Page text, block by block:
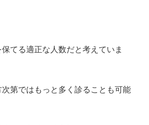
てる適正な人数だと考えていま
次第ではもっと多く診ることも可能